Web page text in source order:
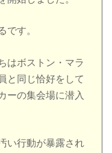
です。
はボストン・マラ
と同じ恰好をして
ーの集会場に潜入
い行動が暴露され